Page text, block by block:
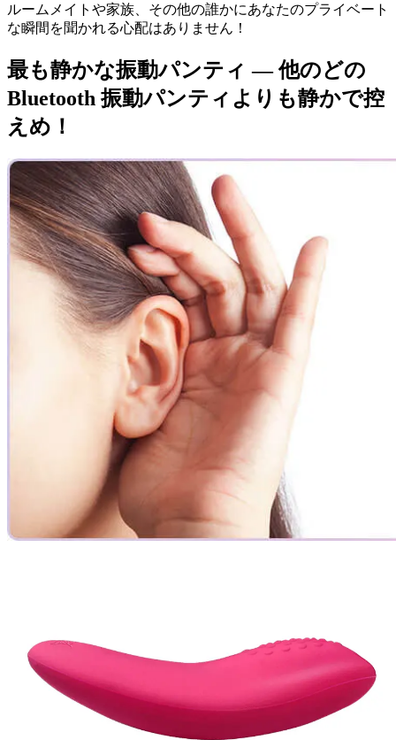
ルームメイトや家族、その他の誰かにあなたのプライベート
な瞬間を聞かれる心配はありません！
最も静かな振動パンティ — 他のどの
Bluetooth 振動パンティよりも静かで控
えめ！